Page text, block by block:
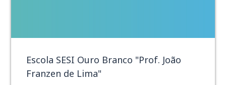
Escola SESI Ouro Branco "Prof. João
Franzen de Lima"